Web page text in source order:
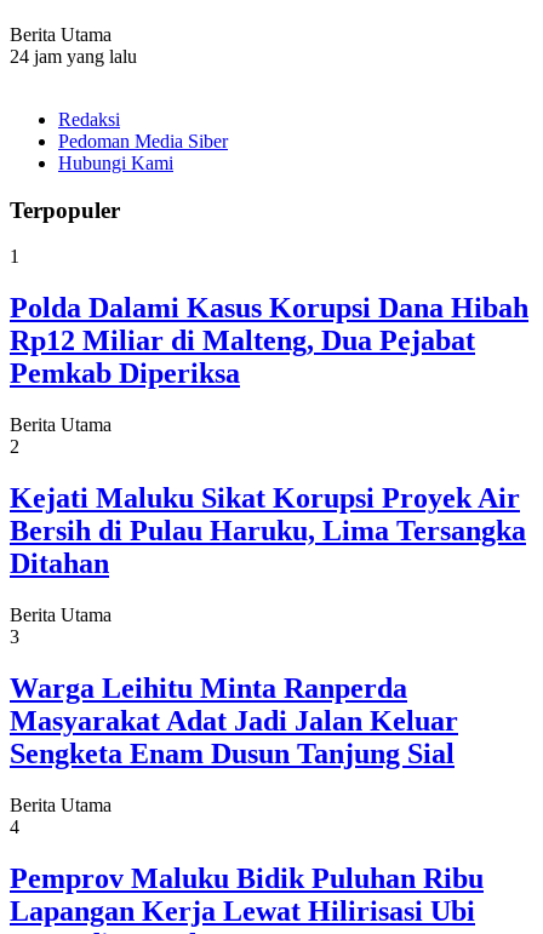
Berita Utama
24 jam yang lalu
Redaksi
Pedoman Media Siber
Hubungi Kami
Terpopuler
1
Polda Dalami Kasus Korupsi Dana Hibah
Rp12 Miliar di Malteng, Dua Pejabat
Pemkab Diperiksa
Berita Utama
2
Kejati Maluku Sikat Korupsi Proyek Air
Bersih di Pulau Haruku, Lima Tersangka
Ditahan
Berita Utama
3
Warga Leihitu Minta Ranperda
Masyarakat Adat Jadi Jalan Keluar
Sengketa Enam Dusun Tanjung Sial
Berita Utama
4
Pemprov Maluku Bidik Puluhan Ribu
Lapangan Kerja Lewat Hilirisasi Ubi